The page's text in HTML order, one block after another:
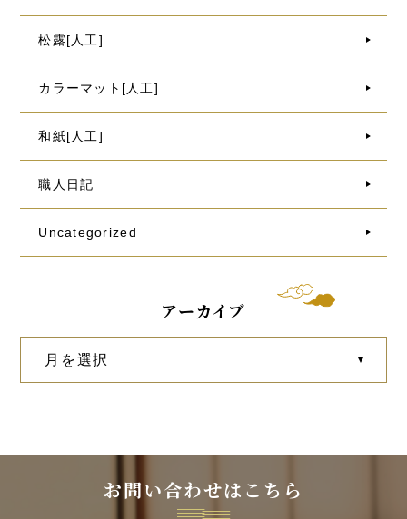
松露[人工]
カラーマット[人工]
和紙[人工]
職人日記
Uncategorized
アーカイブ
お問い合わせはこちら